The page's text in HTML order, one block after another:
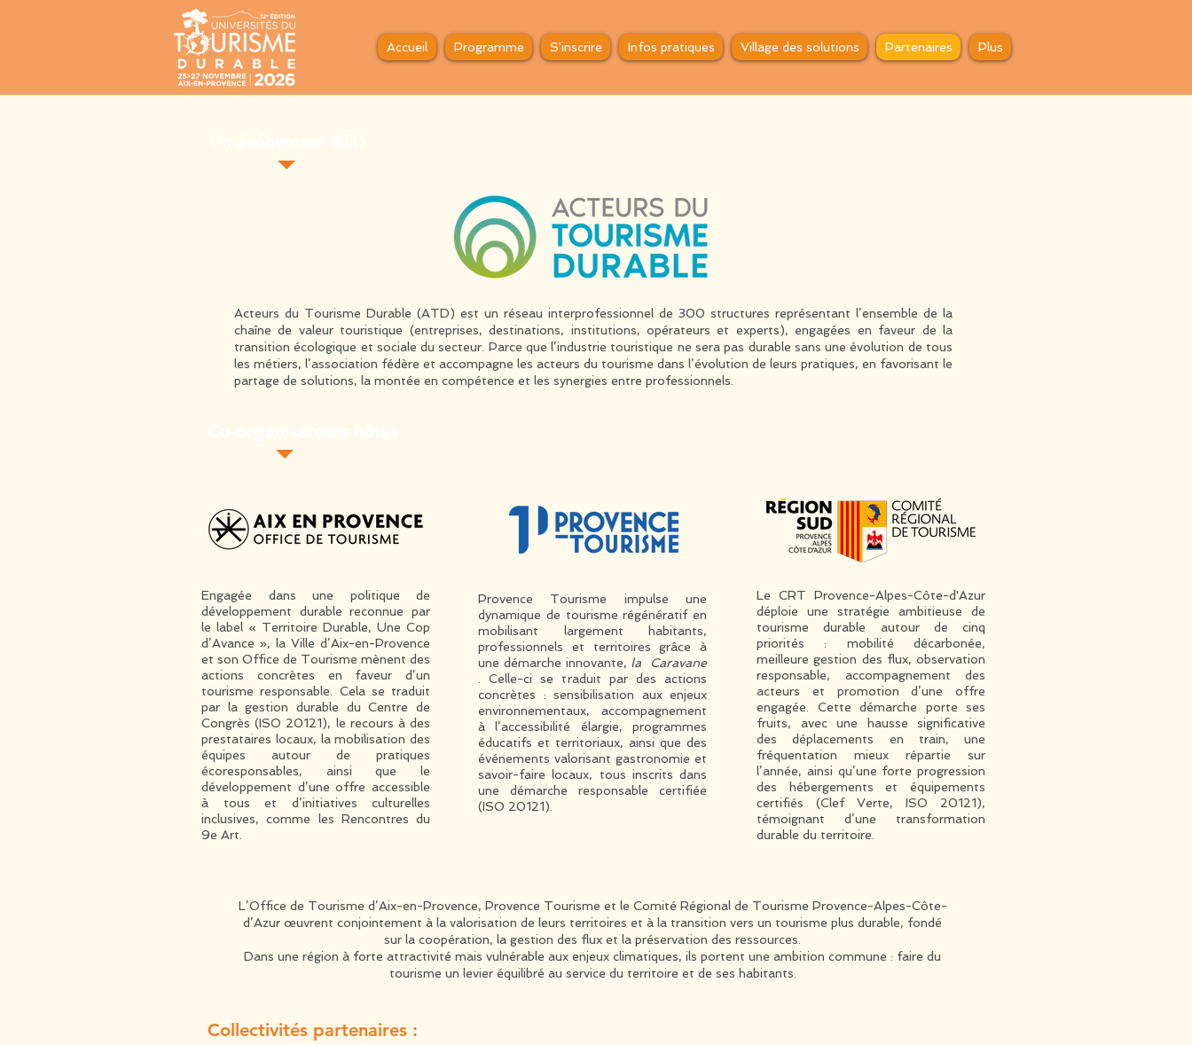
Accueil Programme S'inscrire Infos pratiques Village des solutions Partenaires Plus
Acteurs du Tourisme Durable (ATD) est un réseau interprofessionnel de 300 structures représentant l’ensemble de la
chaîne de valeur touristique (entreprises, destinations, institutions, opérateurs et experts), engagées en faveur de la
transition écologique et sociale du secteur. Parce que l’industrie touristique ne sera pas durable sans une évolution de tous
les métiers, l’association fédère et accompagne les acteurs du tourisme dans l’évolution de leurs pratiques, en favorisant le
partage de solutions, la montée en compétence et les synergies entre professionnels.
Engagée dans une politique de
développement durable reconnue par
le label « Territoire Durable, Une Cop
d’Avance », la Ville d’Aix-en-Provence
et son Office de Tourisme mènent des
actions concrètes en faveur d’un
tourisme responsable. Cela se traduit
par la gestion durable du Centre de
Congrès (ISO 20121), le recours à des
prestataires locaux, la mobilisation des
équipes autour de pratiques
écoresponsables, ainsi que le
développement d’une offre accessible
à tous et d’initiatives culturelles
inclusives, comme les Rencontres du
9e Art.
Provence Tourisme impulse une
dynamique de tourisme régénératif en
mobilisant largement habitants,
professionnels et territoires grâce à
une démarche innovante, la Caravane
. Celle-ci se traduit par des actions
concrètes : sensibilisation aux enjeux
environnementaux, accompagnement
à l’accessibilité élargie, programmes
éducatifs et territoriaux, ainsi que des
événements valorisant gastronomie et
savoir-faire locaux, tous inscrits dans
une démarche responsable certifiée
(ISO 20121).
Le CRT Provence-Alpes-Côte-d'Azur
déploie une stratégie ambitieuse de
tourisme durable autour de cinq
priorités : mobilité décarbonée,
meilleure gestion des flux, observation
responsable, accompagnement des
acteurs et promotion d’une offre
engagée. Cette démarche porte ses
fruits, avec une hausse significative
des déplacements en train, une
fréquentation mieux répartie sur
l’année, ainsi qu’une forte progression
des hébergements et équipements
certifiés (Clef Verte, ISO 20121),
témoignant d’une transformation
durable du territoire.
L’Office de Tourisme d’Aix-en-Provence, Provence Tourisme et le Comité Régional de Tourisme Provence-Alpes-Côte-
d’Azur œuvrent conjointement à la valorisation de leurs territoires et à la transition vers un tourisme plus durable, fondé
sur la coopération, la gestion des flux et la préservation des ressources.
Dans une région à forte attractivité mais vulnérable aux enjeux climatiques, ils portent une ambition commune : faire du
tourisme un levier équilibré au service du territoire et de ses habitants.
Collectivités partenaires :